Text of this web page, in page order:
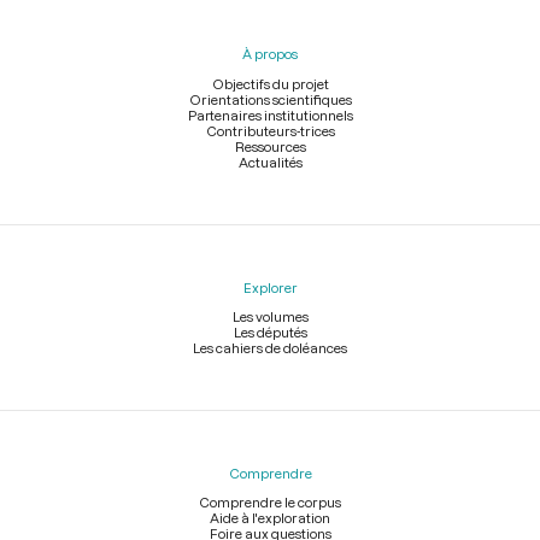
À propos
Objectifs du projet
Orientations scientifiques
Partenaires institutionnels
Contributeurs-trices
Ressources
Actualités
Explorer
Les volumes
Les députés
Les cahiers de doléances
Comprendre
Comprendre le corpus
Aide à l'exploration
Foire aux questions